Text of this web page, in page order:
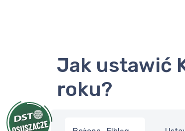
jak ustawić Krzaczek ze sterownikiem SK-9000 z 2011
roku?